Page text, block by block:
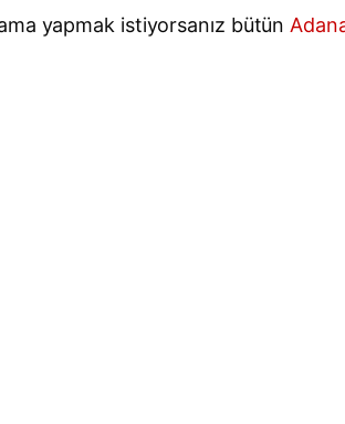
yapmak istiyorsanız bütün